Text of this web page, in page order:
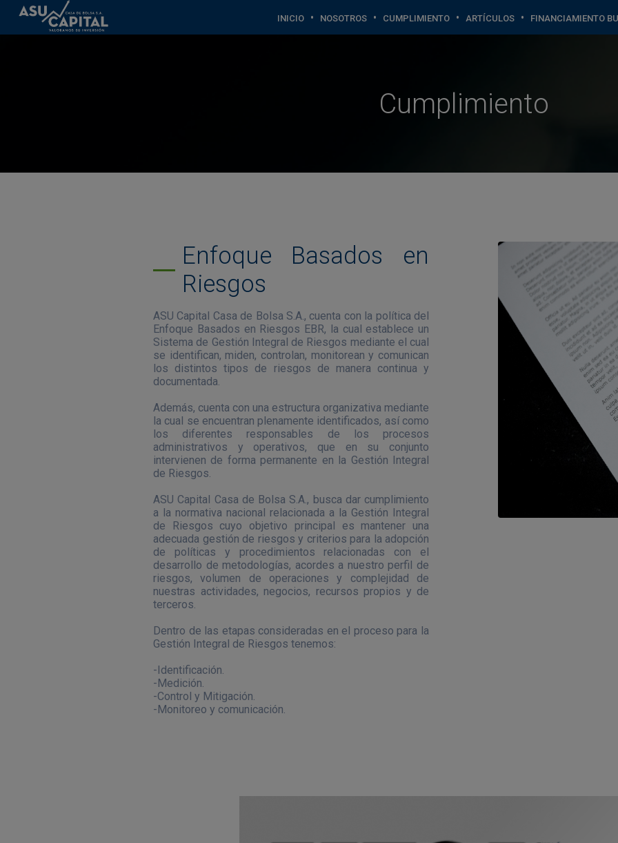
INICIO • NOSOTROS • CUMPLIMIENTO • ARTÍCULOS • FINANCIAMIENTO
Artículos
Cumplimiento
Enfoque Basados en
Riesgos
ASU Capital Casa de Bolsa S.A., cuenta con la política del
Enfoque Basados en Riesgos EBR, la cual establece un
Sistema de Gestión Integral de Riesgos mediante el cual
se identifican, miden, controlan, monitorean y comunican
los distintos tipos de riesgos de manera continua y
documentada.
Además, cuenta con una estructura organizativa mediante
la cual se encuentran plenamente identificados, así como
los diferentes responsables de los procesos
administrativos y operativos, que en su conjunto
intervienen de forma permanente en la Gestión Integral
de Riesgos.
ASU Capital Casa de Bolsa S.A., busca dar cumplimiento
a la normativa nacional relacionada a la Gestión Integral
de Riesgos cuyo objetivo principal es mantener una
adecuada gestión de riesgos y criterios para la adopción
de políticas y procedimientos relacionadas con el
desarrollo de metodologías, acordes a nuestro perfil de
riesgos, volumen de operaciones y complejidad de
nuestras actividades, negocios, recursos propios y de
terceros.
Dentro de las etapas consideradas en el proceso para la
Gestión Integral de Riesgos tenemos:
-Identificación.
-Medición.
-Control y Mitigación.
-Monitoreo y comunicación.